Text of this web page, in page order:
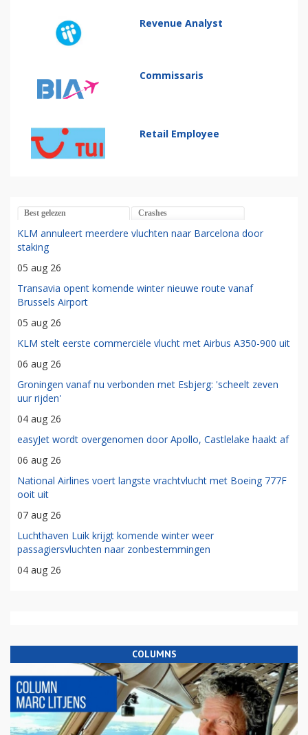
Revenue Analyst
Commissaris
Retail Employee
Best gelezen Crashes
KLM annuleert meerdere vluchten naar Barcelona door
staking
05 aug 26
Transavia opent komende winter nieuwe route vanaf
Brussels Airport
05 aug 26
KLM stelt eerste commerciële vlucht met Airbus A350-900 uit
06 aug 26
Groningen vanaf nu verbonden met Esbjerg: 'scheelt zeven
uur rijden'
04 aug 26
easyJet wordt overgenomen door Apollo, Castlelake haakt af
06 aug 26
National Airlines voert langste vrachtvlucht met Boeing 777F
ooit uit
07 aug 26
Luchthaven Luik krijgt komende winter weer
passagiersvluchten naar zonbestemmingen
04 aug 26
COLUMNS